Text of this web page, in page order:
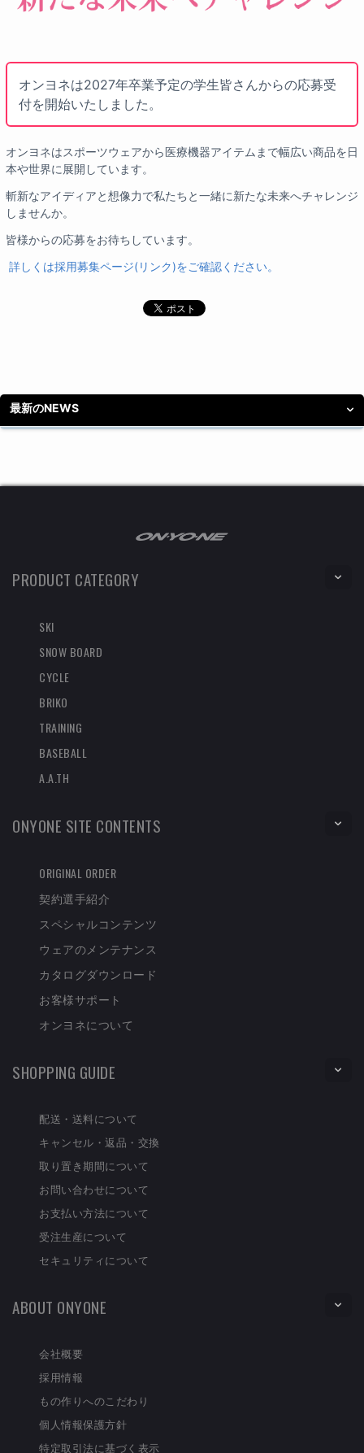
オンヨネは2027年卒業予定の学生皆さんからの応募受
付を開始いたしました。
オンヨネはスポーツウェアから医療機器アイテムまで幅広い商品を日
本や世界に展開しています。
斬新なアイディアと想像力で私たちと一緒に新たな未来へチャレンジ
しませんか。
皆様からの応募をお待ちしています。
詳しくは採用募集ページ(リンク)をご確認ください。
最新のNEWS
PRODUCT CATEGORY
SKI
SNOW BOARD
CYCLE
BRIKO
TRAINING
BASEBALL
A.A.TH
ONYONE SITE CONTENTS
ORIGINAL ORDER
契約選手紹介
スペシャルコンテンツ
ウェアのメンテナンス
カタログダウンロード
お客様サポート
オンヨネについて
SHOPPING GUIDE
配送・送料について
キャンセル・返品・交換
取り置き期間について
お問い合わせについて
お支払い方法について
受注生産について
セキュリティについて
ABOUT ONYONE
会社概要
採用情報
もの作りへのこだわり
個人情報保護方針
特定取引法に基づく表示